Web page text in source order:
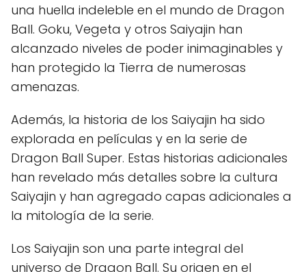
una huella indeleble en el mundo de Dragon
Ball. Goku, Vegeta y otros Saiyajin han
alcanzado niveles de poder inimaginables y
han protegido la Tierra de numerosas
amenazas.
Además, la historia de los Saiyajin ha sido
explorada en películas y en la serie de
Dragon Ball Super. Estas historias adicionales
han revelado más detalles sobre la cultura
Saiyajin y han agregado capas adicionales a
la mitología de la serie.
Los Saiyajin son una parte integral del
universo de Dragon Ball. Su origen en el